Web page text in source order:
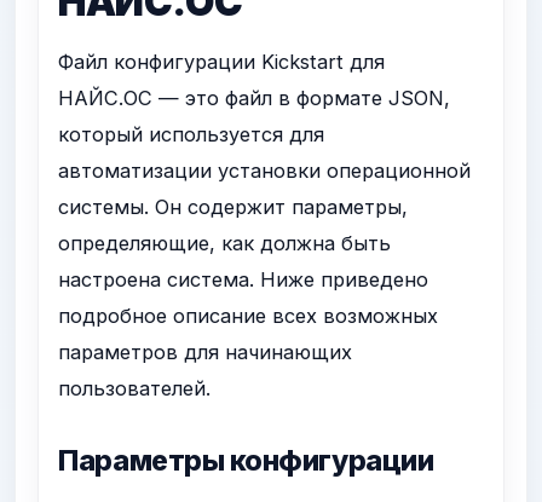
Файл конфигурации Kickstart для
НАЙС.ОС — это файл в формате JSON,
который используется для
автоматизации установки операционной
системы. Он содержит параметры,
определяющие, как должна быть
настроена система. Ниже приведено
подробное описание всех возможных
параметров для начинающих
пользователей.
Параметры конфигурации